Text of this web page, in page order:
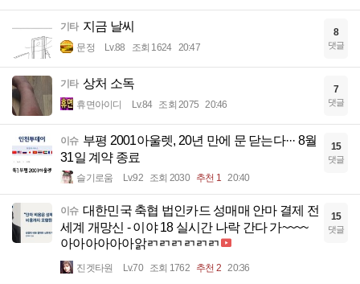
기타 지금 날씨
문정 Lv.88 조회 1624 20:47
8
댓글
기타 상처 소독
휴면아이디 Lv.84 조회 2075 20:46
7
댓글
이슈 부평 2001아울렛, 20년 만에 문 닫는다··· 8월
31일 계약 종료
슬기로움 Lv.92 조회 2030 추천 1 20:40
15
댓글
이슈 대한민국 축협 법인카드 성매매 안마 결제 전
세계 개망신 - 이야 18 실시간 나락 간다 가~~~~
아아아아아아앍ㄺㄺㄺㄺㄺㄺ
진겟타원 Lv.70 조회 1762 추천 2 20:36
15
댓글